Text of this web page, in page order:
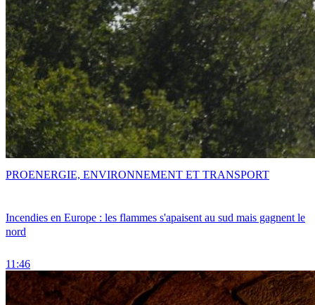
Incendies en Europe : les flammes s'apaisent au sud mais gagnent le
nord
11:46
PROENERGIE, ENVIRONNEMENT ET TRANSPORT